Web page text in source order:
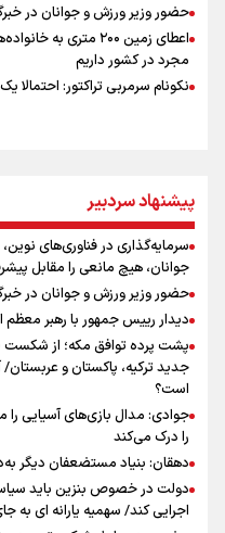
حضور وزیر ورزش و جوانان در
مجرد در کشور داریم
نکونام سرمربی تراکتور: احتمالا
کریمی در خصوص شایعات عدم
سرمایه
عراقچی: با آمریکا مذاکره نداریم/
تفاهم با عمان مرتبط است
ادعای ترامپ: بطور محدود در حال
پیشنهاد رسمی تراکتور به بازیکن
پیشنهاد سردبیر
سرمایه‌گذاری در فناوری‌های
جوانان، هیچ مانعی را مقابل
حضور وزیر ورزش و جوانان در
دیدار رییس جمهور با رهبر معظم
پشت پرده توافق مکه؛ از شکست
جدید ترکیه، پاکستان و عربستان/
است؟
جوادی: مدال بازی‌های آسیایی
را درک می‌کند
دهقان: بنیاد مستضعفان دیگر
دولت در خصوص بنزین باید
اجرایی کند/ سهمیه یارانه ای